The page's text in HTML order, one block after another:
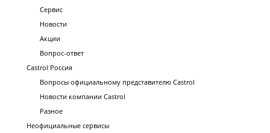
Сервис
Новости
Акции
Вопрос-ответ
Castrol Россия
Вопросы официальному представителю Castrol
Новости компании Castrol
Разное
Неофициальные сервисы